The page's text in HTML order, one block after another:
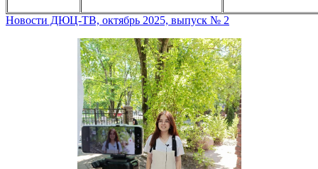
Новости ДЮЦ-ТВ, октябрь 2025, выпуск № 2